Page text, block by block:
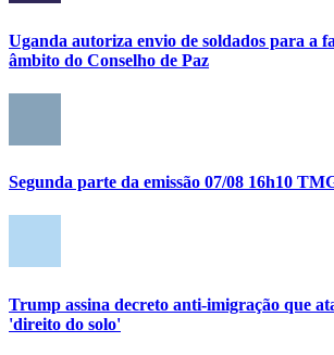
Uganda autoriza envio de soldados para a
âmbito do Conselho de Paz
Segunda parte da emissão 07/08 16h10
Trump assina decreto anti-imigração que
'direito do solo'